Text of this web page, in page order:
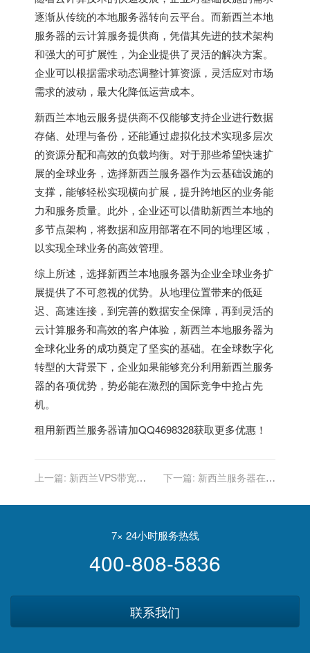
逐渐从传统的本地服务器转向云平台。而新西兰本地
服务器的云计算服务提供商，凭借其先进的技术架构
和强大的可扩展性，为企业提供了灵活的解决方案。
企业可以根据需求动态调整计算资源，灵活应对市场
需求的波动，最大化降低运营成本。
新西兰本地云服务提供商不仅能够支持企业进行数据
存储、处理与备份，还能通过虚拟化技术实现多层次
的资源分配和高效的负载均衡。对于那些希望快速扩
展的全球业务，选择新西兰服务器作为云基础设施的
支撑，能够轻松实现横向扩展，提升跨地区的业务能
力和服务质量。此外，企业还可以借助新西兰本地的
多节点架构，将数据和应用部署在不同的地理区域，
以实现全球业务的高效管理。
综上所述，选择新西兰本地服务器为企业全球业务扩
展提供了不可忽视的优势。从地理位置带来的低延
迟、高速连接，到完善的数据安全保障，再到灵活的
云计算服务和高效的客户体验，新西兰本地服务器为
全球化业务的成功奠定了坚实的基础。在全球数字化
转型的大背景下，企业如果能够充分利用新西兰服务
器的各项优势，势必能在激烈的国际竞争中抢占先
机。
租用新西兰服务器请加QQ4698328获取更多优惠！
上一篇: 新西兰VPS带宽类
下一篇: 新西兰服务器在医
7× 24小时服务热线
400-808-5836
联系我们